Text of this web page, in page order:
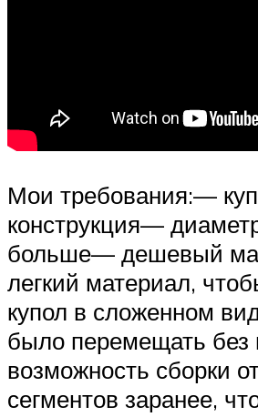
Мои требования:—
конструкция—
больше— дешевый
легкий материал,
купол в сложенном
было перемещать
возможность сборки
сегментов заранее,